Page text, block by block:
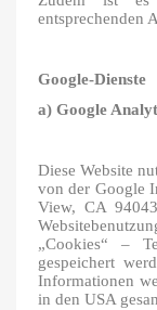
entsprechenden
Google-Dienste
a) Google
Diese Website
von der Google
View, CA
„Cookies“ –
gespeichert
Informationen
in den USA